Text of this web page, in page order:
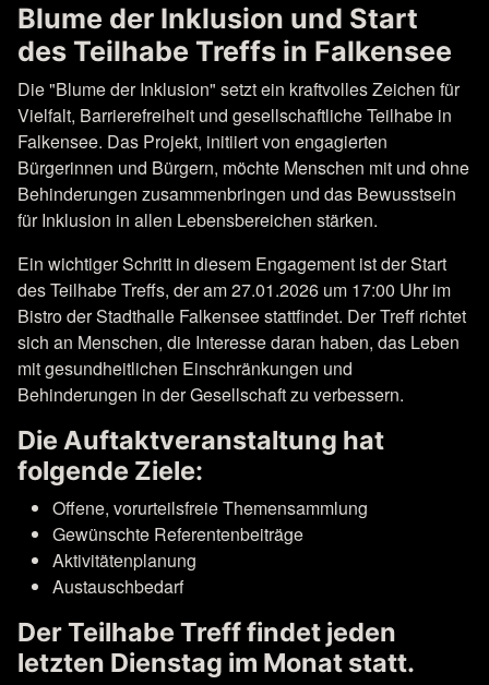
Blume der Inklusion und Start
des Teilhabe Treffs in Falkensee
Die "Blume der Inklusion" setzt ein kraftvolles Zeichen für
Vielfalt, Barrierefreiheit und gesellschaftliche Teilhabe in
Falkensee. Das Projekt, initiiert von engagierten
Bürgerinnen und Bürgern, möchte Menschen mit und ohne
Behinderungen zusammenbringen und das Bewusstsein
für Inklusion in allen Lebensbereichen stärken.
Ein wichtiger Schritt in diesem Engagement ist der Start
des Teilhabe Treffs, der am 27.01.2026 um 17:00 Uhr im
Bistro der Stadthalle Falkensee stattfindet. Der Treff richtet
sich an Menschen, die Interesse daran haben, das Leben
mit gesundheitlichen Einschränkungen und
Behinderungen in der Gesellschaft zu verbessern.
Die Auftaktveranstaltung hat
folgende Ziele:
Offene, vorurteilsfreie Themensammlung
Gewünschte Referentenbeiträge
Aktivitätenplanung
Austauschbedarf
Der Teilhabe Treff findet jeden
letzten Dienstag im Monat statt.